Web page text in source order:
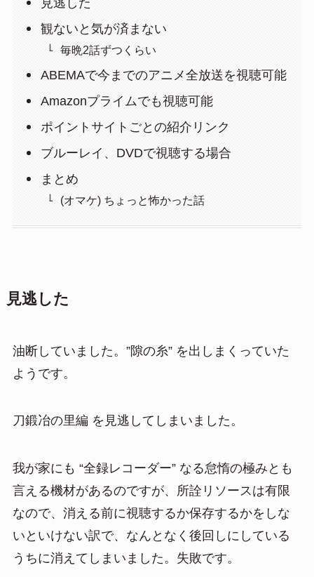
見逃した
観ないと気が済まない
毎晩2話ずつくらい
ABEMAで今までのアニメ全放送を視聴可能
Amazonプライムでも視聴可能
ポイントサイトごとの紹介リンク
ブルーレイ、DVDで視聴する場合
まとめ
(オマケ) ちょっと怖かった話
見逃した
油断していました。”隙の糸” を出しまくっていた
ようです。
刀鍛冶の里編 を見逃してしまいました。
我が家にも “全録レコーダー” なる怠惰の極みとも
言える機材があるのですが、所詮リソースは有限
なので、消える前に視聴するか保存するかをしな
いといけない訳で、なんとなく後回しにしている
うちに消えてしまいました。失敗です。